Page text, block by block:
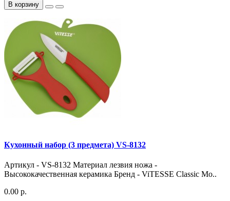
В корзину
Кухонный набор (3 предмета) VS-8132
Артикул - VS-8132 Материал лезвия ножа -
Высококачественная керамика Бренд - ViTESSE Classic Мо..
0.00 р.